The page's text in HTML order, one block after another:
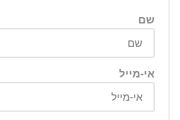
שם
אי-מייל